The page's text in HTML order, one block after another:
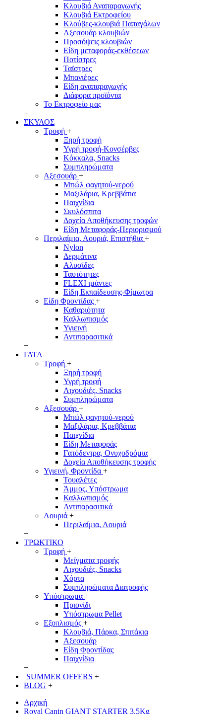
Κλουβιά Αναπαραγωγής
Κλουβιά Eκτροφείου
Κλούβες-κλουβιά Παπαγάλων
Αξεσουάρ κλουβιών
Προσόψεις κλουβιών
Είδη μεταφοράς-εκθέσεων
Ποτίστρες
Ταϊστρες
Μπανιέρες
Είδη αναπαραγωγής
Διάφορα προϊόντα
Το Εκτροφείο μας
+
ΣΚΥΛΟΣ
Τροφή +
Ξηρή τροφή
Υγρή τροφή-Κονσέρβες
Κόκκαλα, Snacks
Συμπληρώματα
Αξεσουάρ +
Μπώλ φαγητού-νερού
Μαξιλάρια, Κρεββάτια
Παιχνίδια
Σκυλόσπιτα
Δοχεία Αποθήκευσης τροφών
Είδη Μεταφοράς-Περιορισμού
Περιλαίμια, Λουριά, Επιστήθια +
Nylon
Δερμάτινα
Αλυσίδες
Ταυτότητες
FLEXI ιμάντες
Είδη Εκπαίδευσης-Φίμωτρα
Είδη Φροντίδας +
Καθαριότητα
Καλλωπισμός
Υγιεινή
Αντιπαρασιτικά
+
ΓΑΤΑ
Τροφή +
Ξηρή τροφή
Υγρή τροφή
Λιχουδιές, Snacks
Συμπληρώματα
Αξεσουάρ +
Μπώλ φαγητού-νερού
Μαξιλάρια, Κρεββάτια
Παιχνίδια
Είδη Μεταφοράς
Γατόδεντρα, Ονυχοδρόμια
Δοχεία Αποθήκευσης τροφής
Υγιεινή, Φροντίδα +
Τουαλέτες
Άμμος, Υπόστρωμα
Καλλωπισμός
Αντιπαρασιτικά
Λουριά +
Περιλαίμια, Λουριά
+
ΤΡΩΚΤΙΚΟ
Τροφή +
Μείγματα τροφής
Λιχουδιές, Snacks
Χόρτα
Συμπληρώματα Διατροφής
Υπόστρωμα +
Πριονίδι
Υπόστρωμα Pellet
Εξοπλισμός +
Κλουβιά, Πάρκα, Σπιτάκια
Αξεσουάρ
Είδη Φροντίδας
Παιχνίδια
+
SUMMER OFFERS +
BLOG +
Αρχική
Royal Canin GIANT STARTER 3.5Kg